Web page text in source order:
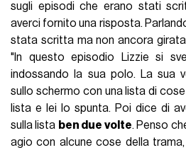
sugli episodi che erano stati
averci fornito una risposta.
stata scritta ma non ancora
"In questo episodio Lizzie si
indossando la sua polo. La sua
sullo schermo con una lista di
lista e lei lo spunta. Poi dice di
sulla lista ben due volte. Penso
agio con alcune cose della